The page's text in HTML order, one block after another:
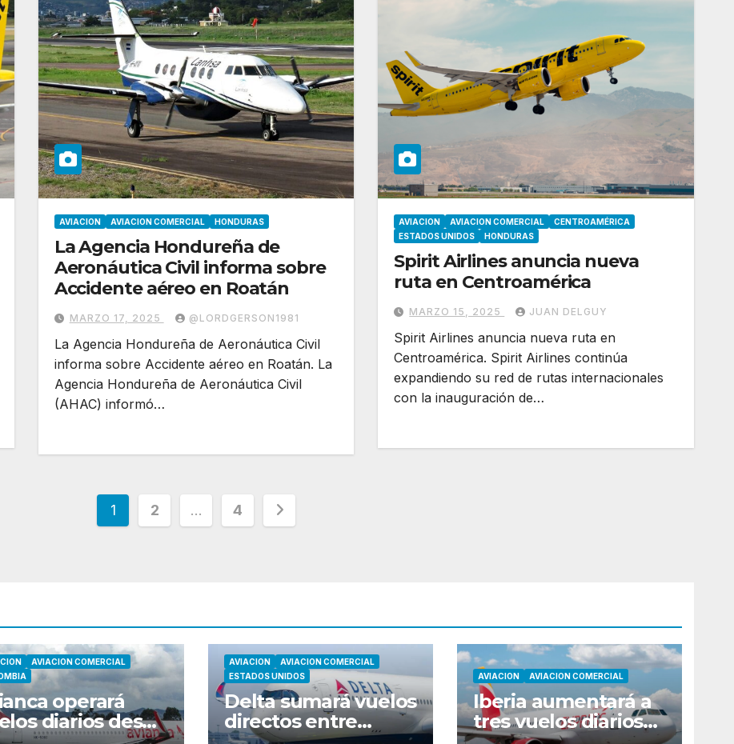
AVIACION AVIACION COMERCIAL HONDURAS
La Agencia Hondureña de
Aeronáutica Civil informa sobre
Accidente aéreo en Roatán
MARZO 17, 2025 @LORDGERSON1981
La Agencia Hondureña de Aeronáutica Civil
informa sobre Accidente aéreo en Roatán. La
Agencia Hondureña de Aeronáutica Civil
(AHAC) informó…
AVIACION AVIACION COMERCIAL
CENTROAMÉRICA
ESTADOS UNIDOS
HONDURAS
Spirit Airlines anuncia nueva
ruta en Centroamérica
MARZO 15, 2025 JUAN DELGUY
Spirit Airlines anuncia nueva ruta en
Centroamérica. Spirit Airlines continúa
expandiendo su red de rutas internacionales
con la inauguración de…
Paginación
1 2 … 4
AVIACION COMERCIAL
operará
diarios desde
AVIACION
AVIACION COMERCIAL
ESTADOS UNIDOS
Delta sumará vuelos
directos entre
AVIACION AVIACION COMERCIAL
Iberia aumentará a
tres vuelos diarios